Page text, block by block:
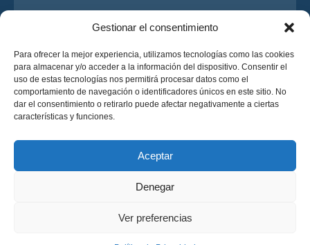
Gestionar el consentimiento
Para ofrecer la mejor experiencia, utilizamos tecnologías como las cookies
para almacenar y/o acceder a la información del dispositivo. Consentir el
uso de estas tecnologías nos permitirá procesar datos como el
comportamiento de navegación o identificadores únicos en este sitio. No
dar el consentimiento o retirarlo puede afectar negativamente a ciertas
características y funciones.
Aceptar
Denegar
Ver preferencias
He leído y acepto la
Solicite un presupuesto
Solicite un presupuesto